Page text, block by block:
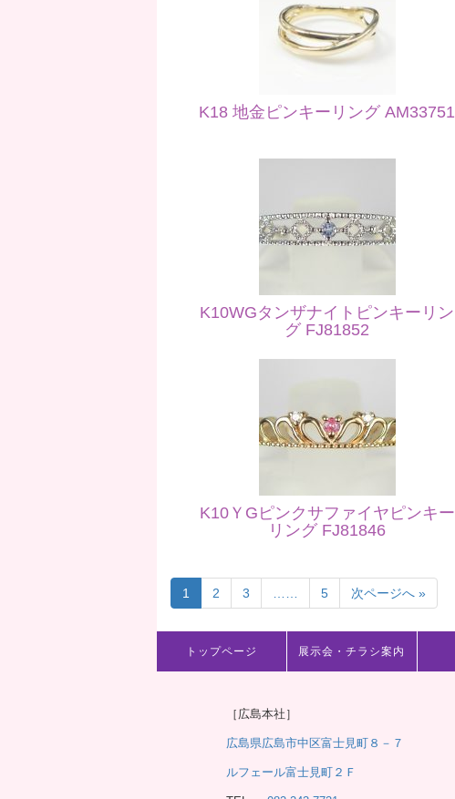
K18 地金ピンキーリング AM33751
K10WGタンザナイトピンキーリン
グ FJ81852
K10ＹGピンクサファイヤピンキー
リング FJ81846
1 2 3 5 次ページへ »
トップページ 展示会・チラシ案内
［広島本社］
広島県広島市中区富士見町８－７
ルフェール富士見町２Ｆ